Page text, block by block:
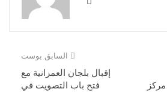
السابق بوست
إقبال بلجان العمرانية مع
فتح باب التصويت في